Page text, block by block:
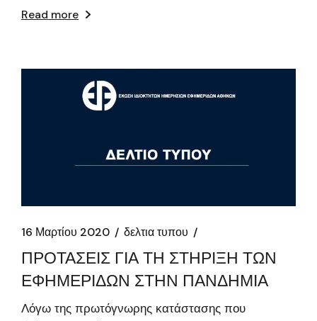
Read more
16 Μαρτίου 2020 δελτια τυπου
ΠΡΟΤΑΣΕΙΣ ΓΙΑ ΤΗ ΣΤΗΡΙΞΗ ΤΩΝ
ΕΦΗΜΕΡΙΔΩΝ ΣΤΗΝ ΠΑΝΔΗΜΙΑ
Λόγω της πρωτόγνωρης κατάστασης που